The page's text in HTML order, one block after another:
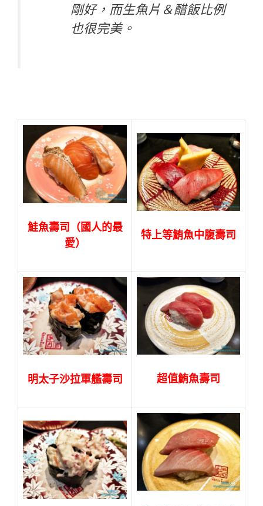
剛好，而生魚片＆醋飯比例
也很完美。
鮭魚壽司（國人的最
愛）
特上等鮪魚中腹壽司
明太子沙拉軍艦壽司 超值鮪魚壽司